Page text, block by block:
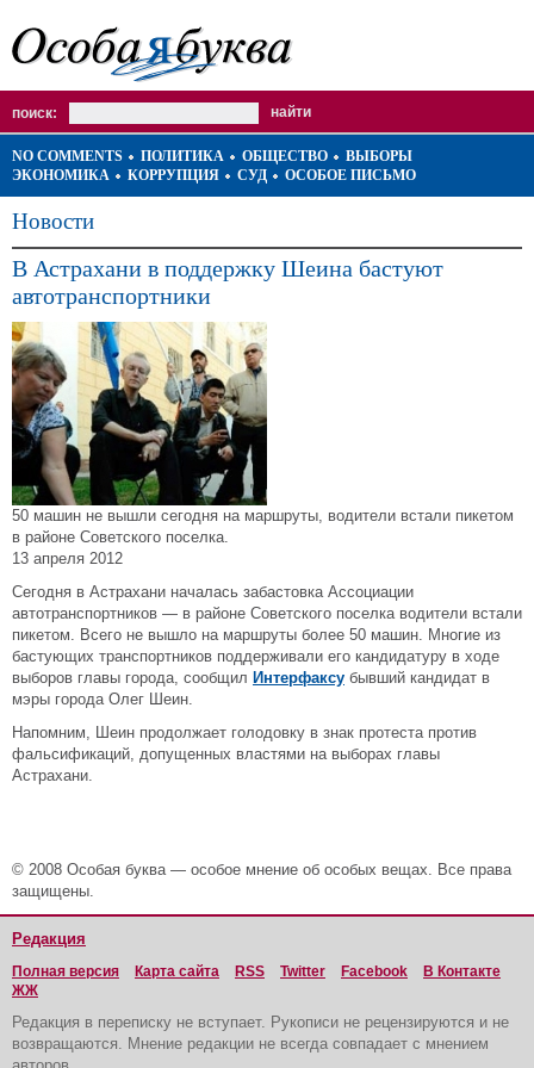
поиск:
NO COMMENTS ПОЛИТИКА ОБЩЕСТВО
ВЫБОРЫ
ЭКОНОМИКА
КОРРУПЦИЯ СУД ОСОБОЕ ПИСЬМО
Новости
В Астрахани в поддержку Шеина бастуют
автотранспортники
50 машин не вышли сегодня на маршруты, водители встали пикетом
в районе Советского поселка.
13 апреля 2012
Сегодня в Астрахани началась забастовка Ассоциации
автотранспортников — в районе Советского поселка водители встали
пикетом. Всего не вышло на маршруты более 50 машин. Многие из
бастующих транспортников поддерживали его кандидатуру в ходе
выборов главы города, сообщил Интерфаксу бывший кандидат в
мэры города Олег Шеин.
Напомним, Шеин продолжает голодовку в знак протеста против
фальсификаций, допущенных властями на выборах главы
Астрахани.
© 2008 Особая буква — особое мнение об особых вещах. Все права
защищены.
Редакция
Полная версия Карта сайта RSS Twitter Facebook
В Контакте
ЖЖ
Редакция в переписку не вступает. Рукописи не рецензируются и не
возвращаются. Мнение редакции не всегда совпадает с мнением